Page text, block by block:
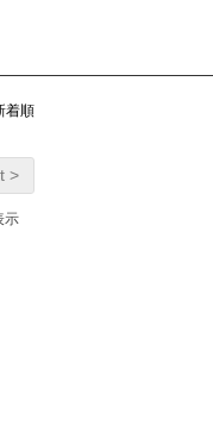
着順
>
示